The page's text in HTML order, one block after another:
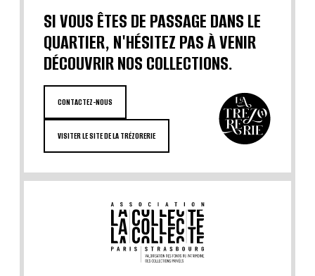
SI VOUS ÊTES DE PASSAGE DANS LE
QUARTIER, N'HÉSITEZ PAS À VENIR
DÉCOUVRIR NOS COLLECTIONS.
CONTACTEZ-NOUS
VISITER LE SITE DE LA TRÉZORERIE